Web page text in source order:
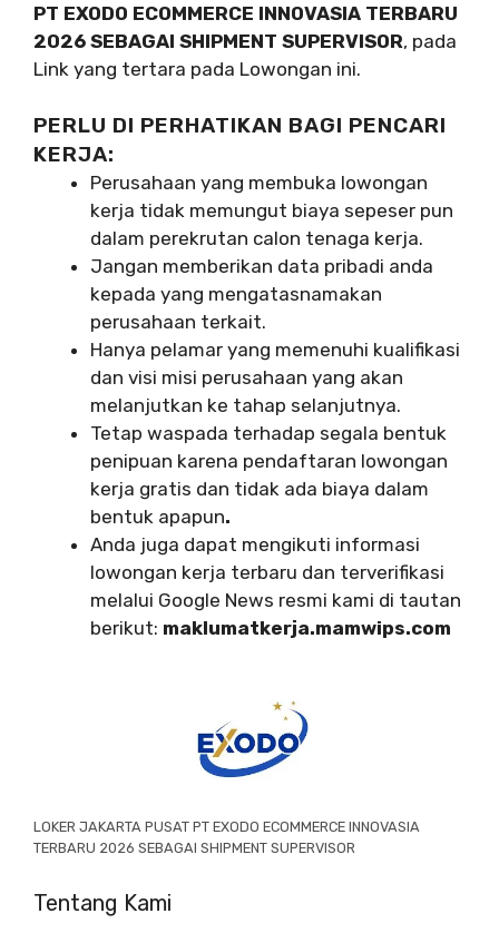
PT EXODO ECOMMERCE INNOVASIA TERBARU
2026 SEBAGAI SHIPMENT SUPERVISOR, pada
Link yang tertara pada Lowongan ini.
PERLU DI PERHATIKAN BAGI PENCARI
KERJA:
Perusahaan yang membuka lowongan
kerja tidak memungut biaya sepeser pun
dalam perekrutan calon tenaga kerja.
Jangan memberikan data pribadi anda
kepada yang mengatasnamakan
perusahaan terkait.
Hanya pelamar yang memenuhi kualifikasi
dan visi misi perusahaan yang akan
melanjutkan ke tahap selanjutnya.
Tetap waspada terhadap segala bentuk
penipuan karena pendaftaran lowongan
kerja gratis dan tidak ada biaya dalam
bentuk apapun.
Anda juga dapat mengikuti informasi
lowongan kerja terbaru dan terverifikasi
melalui Google News resmi kami di tautan
berikut: maklumatkerja.mamwips.com
LOKER JAKARTA PUSAT PT EXODO ECOMMERCE INNOVASIA
TERBARU 2026 SEBAGAI SHIPMENT SUPERVISOR
Tentang Kami